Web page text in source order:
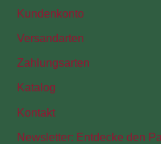
Kundenkonto
Versandarten
Zahlungsarten
Katalog
Kontakt
Newsletter: Entdecke den